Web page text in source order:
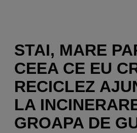
STAI, MARE
CEEA CE EU
RECICLEZ
LA
GROAPA DE